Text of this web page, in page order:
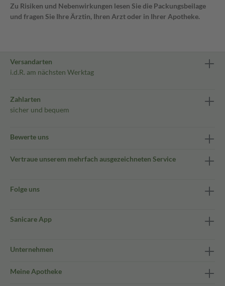
Zu Risiken und Nebenwirkungen lesen Sie die Packungsbeilage
und fragen Sie Ihre Ärztin, Ihren Arzt oder in Ihrer Apotheke.
Versandarten
i.d.R. am nächsten Werktag
Zahlarten
sicher und bequem
Bewerte uns
Vertraue unserem mehrfach ausgezeichneten Service
Folge uns
Sanicare App
Unternehmen
Meine Apotheke